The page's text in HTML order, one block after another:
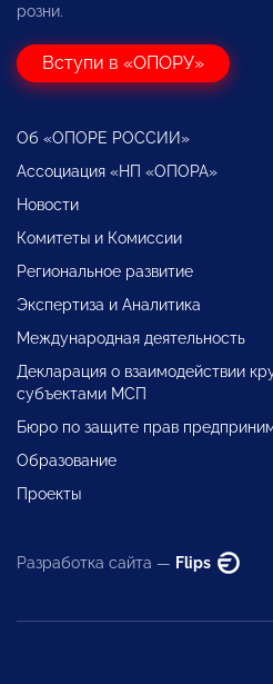
розни.
Вступи в «ОПОРУ»
Об «ОПОРЕ РОССИИ»
Ассоциация «НП «ОПОРА»
Новости
Комитеты и Комиссии
Региональное развитие
Экспертиза и Аналитика
Международная деятельность
Декларация о взаимодействии
субъектами МСП
Бюро по защите прав
Образование
Проекты
Разработка сайта — Flips